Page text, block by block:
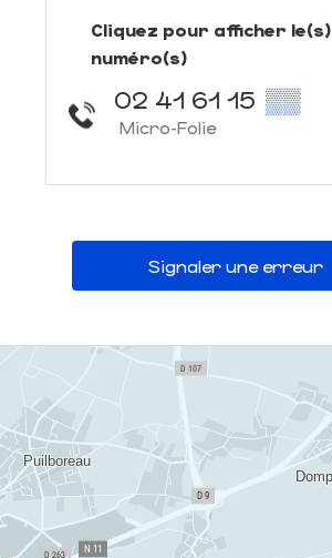
Cliquez pour afficher le(s)
numéro(s)
02 41 61 15 ▒▒
Micro-Folie
Signaler une erreur